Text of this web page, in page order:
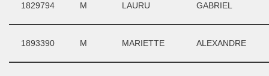
1829794 M LAURU GABRIEL
1893390 M MARIETTE ALEXANDRE